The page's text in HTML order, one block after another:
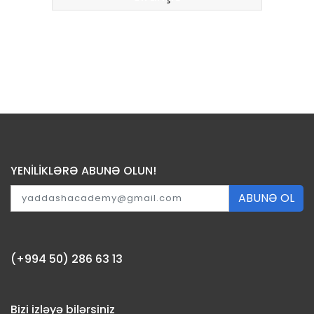
YENİLİKLƏRƏ ABUNƏ OLUN!
ABUNƏ OL
(+994 50) 286 63 13
Bizi izləyə bilərsiniz